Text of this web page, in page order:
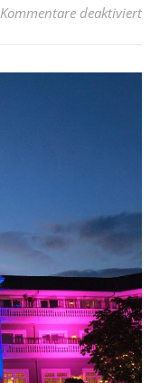
Kommentare deaktiviertfür